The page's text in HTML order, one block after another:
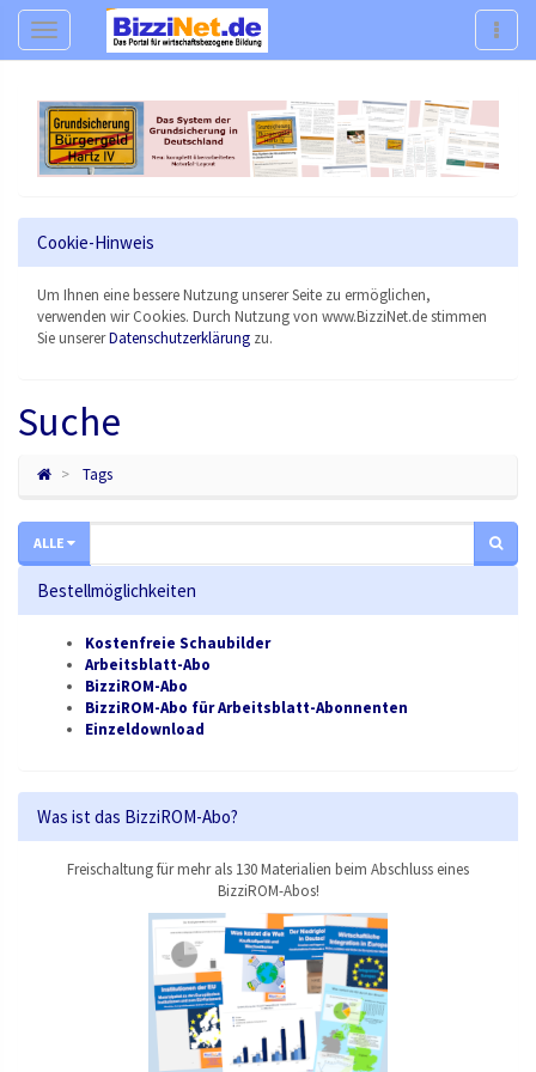
Navigation
Cookie-Hinweis
Um Ihnen eine bessere Nutzung unserer Seite zu ermöglichen,
verwenden wir Cookies. Durch Nutzung von www.BizziNet.de stimmen
Sie unsererDatenschutzerklärung zu.
Suche
Tags
ALLE
Bestellmöglichkeiten
Kostenfreie Schaubilder
Arbeitsblatt-Abo
BizziROM-Abo
BizziROM-Abo für Arbeitsblatt-Abonnenten
Einzeldownload
Was ist das BizziROM-Abo?
Freischaltung für mehr als 130 Materialien beim Abschluss eines
BizziROM-Abos!